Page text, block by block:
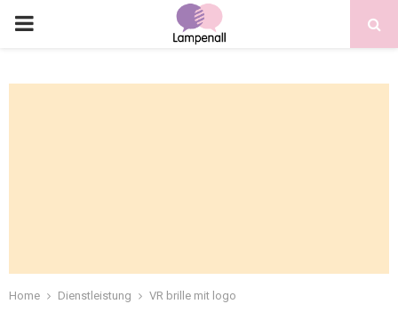
Home Dienstleistung VR brille mit logo